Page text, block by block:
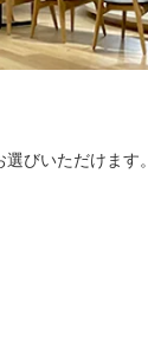
びいただけます。